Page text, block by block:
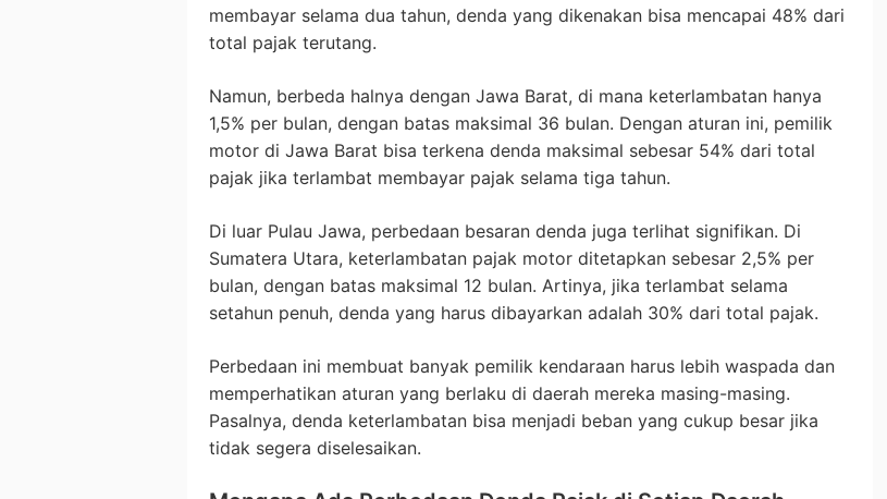
membayar selama dua tahun, denda yang dikenakan bisa mencapai 48% dari
total pajak terutang.
Namun, berbeda halnya dengan Jawa Barat, di mana keterlambatan hanya
1,5% per bulan, dengan batas maksimal 36 bulan. Dengan aturan ini, pemilik
motor di Jawa Barat bisa terkena denda maksimal sebesar 54% dari total
pajak jika terlambat membayar pajak selama tiga tahun.
Di luar Pulau Jawa, perbedaan besaran denda juga terlihat signifikan. Di
Sumatera Utara, keterlambatan pajak motor ditetapkan sebesar 2,5% per
bulan, dengan batas maksimal 12 bulan. Artinya, jika terlambat selama
setahun penuh, denda yang harus dibayarkan adalah 30% dari total pajak.
Perbedaan ini membuat banyak pemilik kendaraan harus lebih waspada dan
memperhatikan aturan yang berlaku di daerah mereka masing-masing.
Pasalnya, denda keterlambatan bisa menjadi beban yang cukup besar jika
tidak segera diselesaikan.